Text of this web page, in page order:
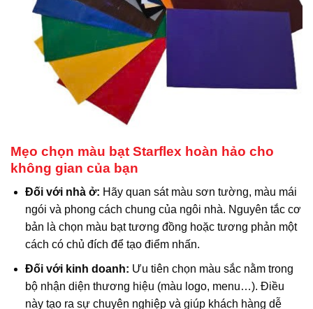
Mẹo chọn màu bạt Starflex hoàn hảo cho
không gian của bạn
Đối với nhà ở: Hãy quan sát màu sơn tường, màu mái
ngói và phong cách chung của ngôi nhà. Nguyên tắc cơ
bản là chọn màu bạt tương đồng hoặc tương phản một
cách có chủ đích để tạo điểm nhấn.
Đối với kinh doanh: Ưu tiên chọn màu sắc nằm trong
bộ nhận diện thương hiệu (màu logo, menu…). Điều
này tạo ra sự chuyên nghiệp và giúp khách hàng dễ